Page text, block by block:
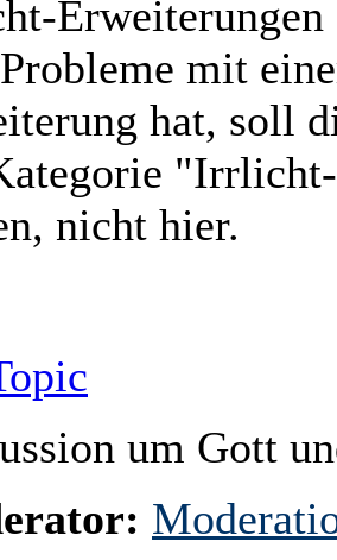
Erweiterungen
mit
hat, soll
nicht hier.
um Gott